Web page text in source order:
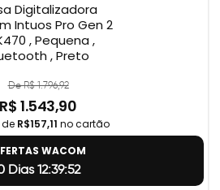
Digitalizadora
Intuos Pro Gen 2
, Pequena ,
, Preto
De R$ 1.796,92
R$ 1.543,90
de R$157,11 no cartão
WACOM
Dias 12:39:51